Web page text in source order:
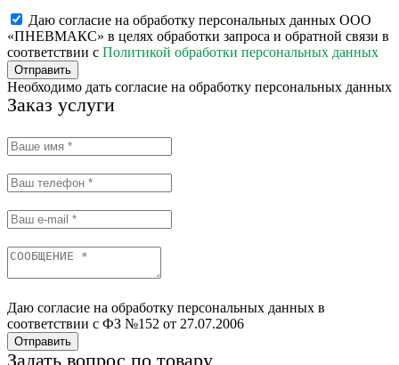
Даю согласие на обработку персональных данных ООО
«ПНЕВМАКС» в целях обработки запроса и обратной связи в
соответствии с Политикой обработки персональных данных
Отправить
Необходимо дать согласие на обработку персональных данных
Заказ услуги
Даю согласие на обработку персональных данных в
соответствии с ФЗ №152 от 27.07.2006
Отправить
Задать вопрос по товару